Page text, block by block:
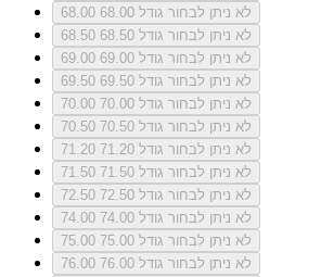
68.00
לא ניתן לבחור גודל 68.00
68.50
לא ניתן לבחור גודל 68.50
69.00
לא ניתן לבחור גודל 69.00
69.50
לא ניתן לבחור גודל 69.50
70.00
לא ניתן לבחור גודל 70.00
70.50
לא ניתן לבחור גודל 70.50
71.20
לא ניתן לבחור גודל 71.20
71.50
לא ניתן לבחור גודל 71.50
72.50
לא ניתן לבחור גודל 72.50
74.00
לא ניתן לבחור גודל 74.00
75.00
לא ניתן לבחור גודל 75.00
76.00
לא ניתן לבחור גודל 76.00